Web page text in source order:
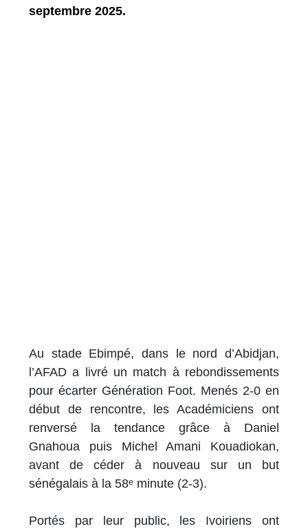
septembre 2025.
Au stade Ebimpé, dans le nord d’Abidjan,
l’AFAD a livré un match à rebondissements
pour écarter Génération Foot. Menés 2-0 en
début de rencontre, les Académiciens ont
renversé la tendance grâce à Daniel
Gnahoua puis Michel Amani Kouadiokan,
avant de céder à nouveau sur un but
sénégalais à la 58ᵉ minute (2-3).
Portés par leur public, les Ivoiriens ont